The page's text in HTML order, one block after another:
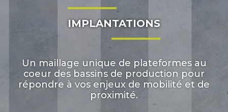
IMPLANTATIONS
Un maillage unique de plateformes au
coeur des bassins de production pour
répondre à vos enjeux de mobilité et de
proximité.